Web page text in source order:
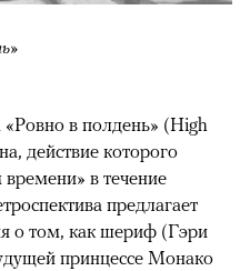
в полдень» (High
действие которого
времени» в течение
предлагает
о том, как шериф (Гэри
принцессе Монако